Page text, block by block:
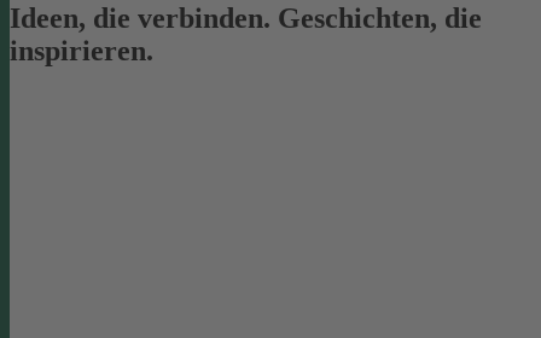
Ideen, die verbinden. Geschichten, die
inspirieren.